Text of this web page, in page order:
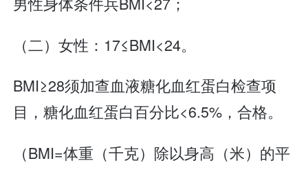
（二）女性：17≤BMI<24。
BMI≥28须加查血液糖化血红蛋白检查项
目，糖化血红蛋白百分比<6.5%，合格。
（BMI=体重（千克）除以身高（米）的平